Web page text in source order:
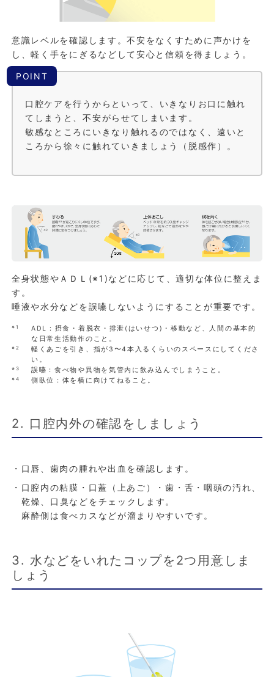
意識レベルを確認します。不安をなくすために声かけを
し、軽く手をにぎるなどして安心と信頼を得ましょう。
POINT
口腔ケアを行うからといって、いきなりお口に触れ
てしまうと、不安がらせてしまいます。
敏感なところにいきなり触れるのではなく、遠いと
ころから徐々に触れていきましょう（脱感作）。
全身状態やＡＤＬ(※1)などに応じて、適切な体位に整えま
す。
唾液や水分などを誤嚥しないようにすることが重要です。
※1
ADL：摂食・着脱衣・排泄(はいせつ)・移動など、人間の基本的
な日常生活動作のこと。
※2
軽くあごを引き、指が3〜4本入るくらいのスペースにしてくださ
い。
※3 誤嚥：食べ物や異物を気管内に飲み込んでしまうこと。
※4 側臥位：体を横に向けてねること。
2. 口腔内外の確認をしましょう
・口唇、歯肉の腫れや出血を確認します。
・口腔内の粘膜・口蓋（上あご）・歯・舌・咽頭の汚れ、
乾燥、口臭などをチェックします。
麻酔側は食べカスなどが溜まりやすいです。
3. 水などをいれたコップを2つ用意しま
しょう